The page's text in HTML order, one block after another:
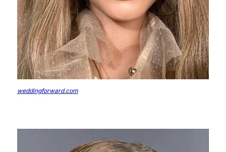
weddingforward.com